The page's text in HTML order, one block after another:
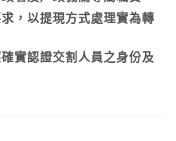
，以提現方式處理實為轉
實認證交割人員之身份及